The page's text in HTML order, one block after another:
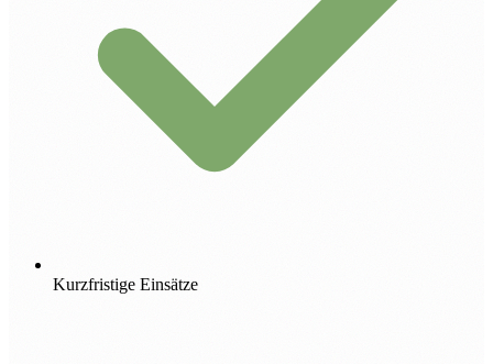
Kurzfristige Einsätze